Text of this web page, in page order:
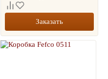
Заказать